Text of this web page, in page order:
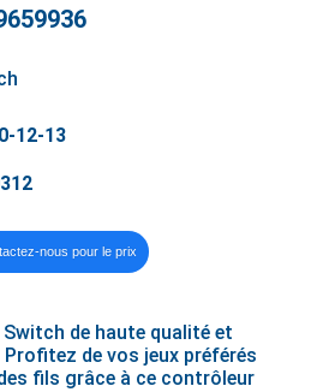
12-13
nous pour le prix
de haute qualité et
de vos jeux préférés
fils grâce à ce contrôleur